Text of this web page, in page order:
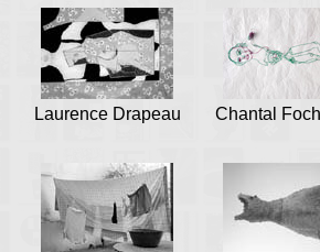
Laurence Drapeau Chantal